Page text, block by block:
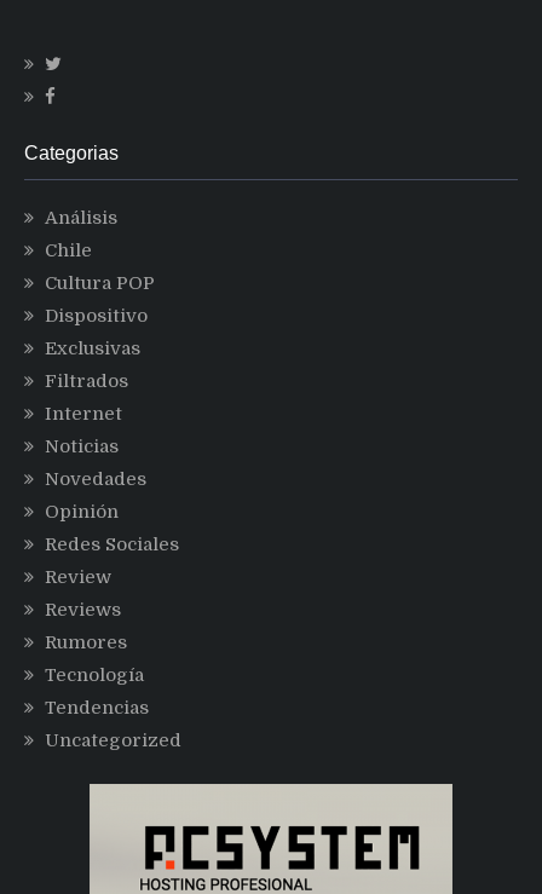
Categorias
Análisis
Chile
Cultura POP
Dispositivo
Exclusivas
Filtrados
Internet
Noticias
Novedades
Opinión
Redes Sociales
Review
Reviews
Rumores
Tecnología
Tendencias
Uncategorized